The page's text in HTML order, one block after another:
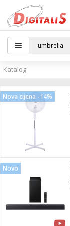
pribor
/ G4
grla
- Analogija
IP
Katalog
Nova cijena -14%
Novo